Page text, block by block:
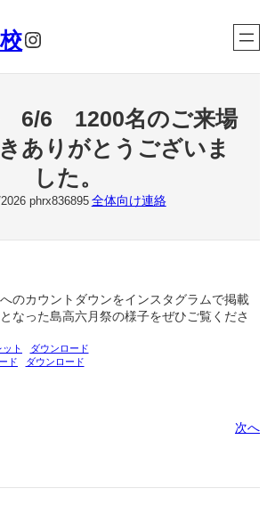
Instagram
6/6 1200名のご来場
ありがとうございま
した。
phrx836895 全体向け連絡
のカウントダウンをインスタグラムで掲載
なった島高六月祭の様子をぜひご覧くださ
ト
ダウンロード
ド
ダウンロード
次へ